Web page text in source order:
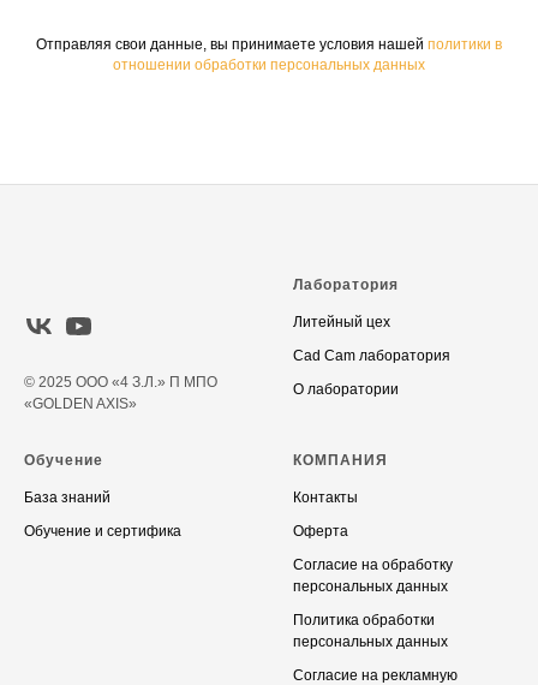
Отправляя свои данные, вы принимаете условия нашей политики в
отношении обработки персональных данных
© 2025 ООО «4 З.Л.» П МПО
«GOLDEN AXIS»
Лаборатория
Литейный цех
Cad Cam лаборатория
О лаборатории
Обучение
База знаний
Обучение и сертифика
КОМПАНИЯ
Контакты
Оферта
Согласие на обработку
персональных данных
Политика обработки
персональных данных
Согласие на рекламную